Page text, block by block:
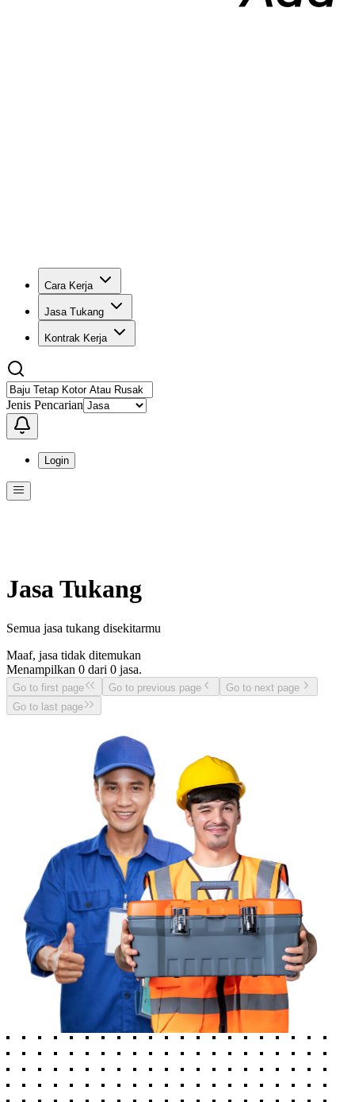
Cara Kerja
Jasa Tukang
Kontrak Kerja
Jenis Pencarian
Login
Jasa Tukang
Semua jasa tukang disekitarmu
Maaf, jasa tidak ditemukan
Menampilkan 0 dari 0 jasa.
Go to first page Go to previous page
Go to next page
Go to last page